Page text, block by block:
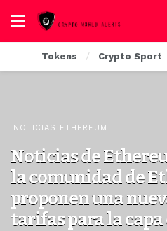
Tokens Crypto Sport
NOTICIAS ETHEREUM
Noticias de
la comunidad de
proponen una
tarifas para la